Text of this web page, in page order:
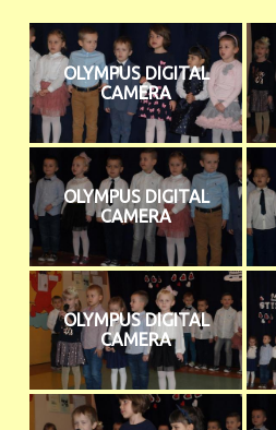
OLYMPUS DIGITAL
CAMERA
OLYMPUS DIGITAL
CAMERA
OLYMPUS DIGITAL
CAMERA